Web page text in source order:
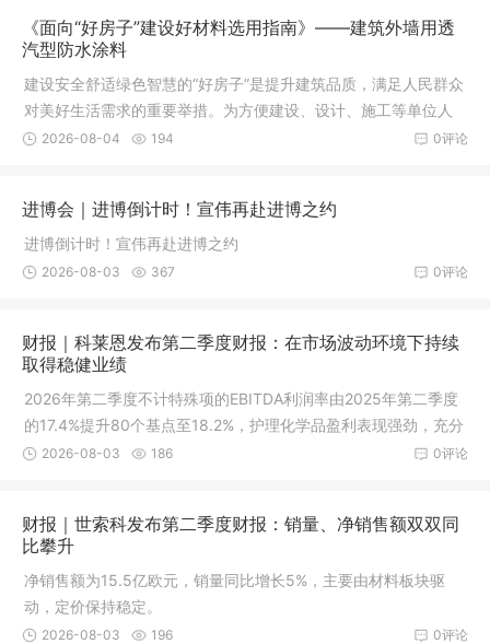
《面向“好房子”建设好材料选用指南》——建筑外墙用透
汽型防水涂料
建设安全舒适绿色智慧的“好房子”是提升建筑品质，满足人民群众
对美好生活需求的重要举措。为方便建设、设计、施工等单位人
员和广大人民群众了解
0评论
2026-08-04 194
进博会｜进博倒计时！宣伟再赴进博之约
进博倒计时！宣伟再赴进博之约
0评论
2026-08-03 367
财报｜科莱恩发布第二季度财报：在市场波动环境下持续
取得稳健业绩
2026年第二季度不计特殊项的EBITDA利润率由2025年第二季度
的17.4%提升80个基点至18.2%，护理化学品盈利表现强劲，充分
对冲催化剂利润率的下降
0评论
2026-08-03 186
财报｜世索科发布第二季度财报：销量、净销售额双双同
比攀升
净销售额为15.5亿欧元，销量同比增长5%，主要由材料板块驱
动，定价保持稳定。
0评论
2026-08-03 196